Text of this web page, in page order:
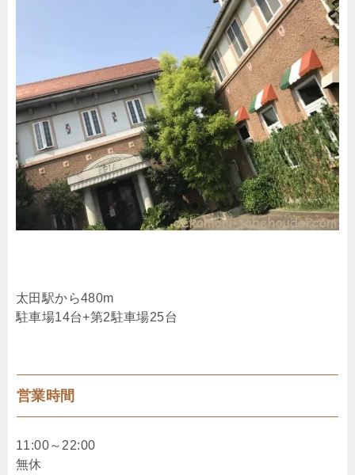
太田駅から480m
駐車場14台+第2駐車場25台
営業時間
11:00～22:00
無休